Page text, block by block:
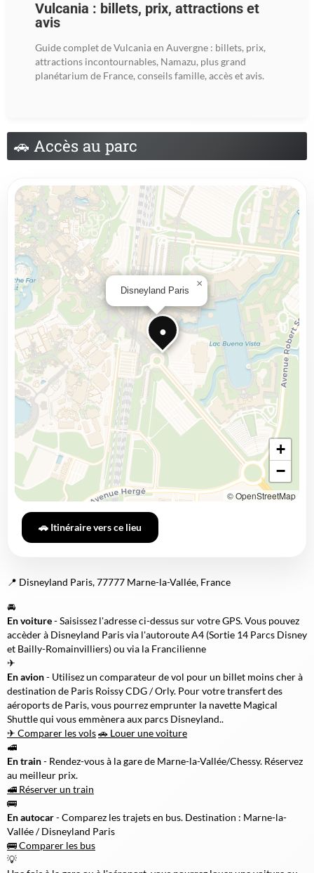
Vulcania : billets, prix, attractions et
avis
Guide complet de Vulcania en Auvergne : billets, prix,
attractions incontournables, Namazu, plus grand
planétarium de France, conseils famille, accès et avis.
🚗 Accès au parc
●
Disneyland Paris
×
+
−
© OpenStreetMap
🚗 Itinéraire vers ce lieu
📍 Disneyland Paris, 77777 Marne-la-Vallée, France
🚘
En voiture- Saisissez l'adresse ci-dessus sur votre GPS. Vous pouvez
accèder à Disneyland Paris via l'autoroute A4 (Sortie 14 Parcs Disney
et Bailly-Romainvilliers) ou via la Francilienne
✈
En avion- Utilisez un comparateur de vol pour un billet moins cher à
destination de Paris Roissy CDG / Orly. Pour votre transfert des
aéroports de Paris, vous pourrez emprunter la navette Magical
Shuttle qui vous emmènera aux parcs Disneyland..
✈ Comparer les vols🚗 Louer une voiture
🚅
En train- Rendez-vous à la gare de Marne-la-Vallée/Chessy. Réservez
au meilleur prix.
🚅 Réserver un train
🚌
En autocar- Comparez les trajets en bus. Destination : Marne-la-
Vallée / Disneyland Paris
🚌 Comparer les bus
💡